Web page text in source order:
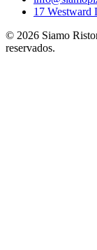
17 Westward
© 2026 Siamo
reservados.